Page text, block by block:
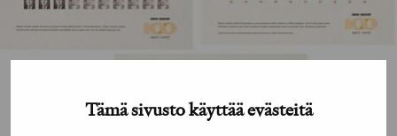
Tämä sivusto käyttää evästeitä